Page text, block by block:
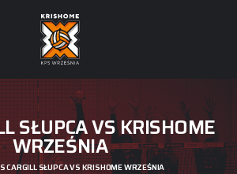
SŁUPCA VS KRISHOME
WRZEŚNIA
CARGILL SŁUPCA VS KRISHOME WRZEŚNIA